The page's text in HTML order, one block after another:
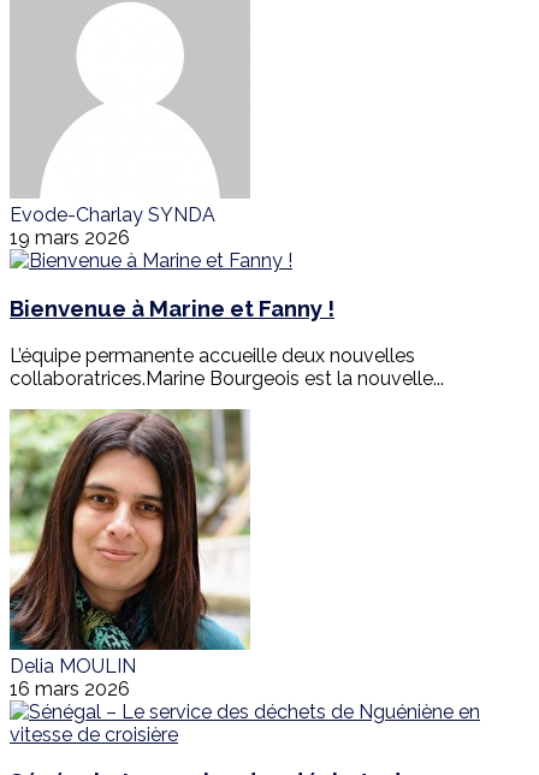
Evode-Charlay SYNDA
19 mars 2026
Bienvenue à Marine et Fanny !
L’équipe permanente accueille deux nouvelles
collaboratrices.Marine Bourgeois est la nouvelle...
Delia MOULIN
16 mars 2026